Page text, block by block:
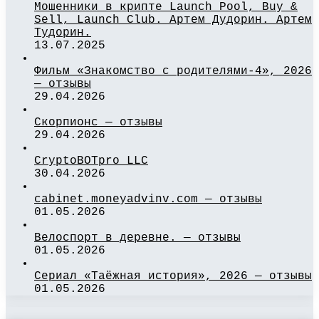
Мошенники в крипте Launch Pool, Buy &
Sell, Launch Club. Артем Дудорин. Артем
Тудорин.
13.07.2025
Фильм «Знакомство с родителями-4», 2026
— отзывы
29.04.2026
Скорпионс — отзывы
29.04.2026
CryptoBOTpro LLC
30.04.2026
cabinet.moneyadvinv.com — отзывы
01.05.2026
Велоспорт в деревне. — отзывы
01.05.2026
Сериал «Таёжная история», 2026 — отзывы
01.05.2026